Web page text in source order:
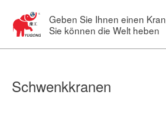
Geben Sie Ihnen einen Kran
Sie können die Welt heben
Schwenkkranen